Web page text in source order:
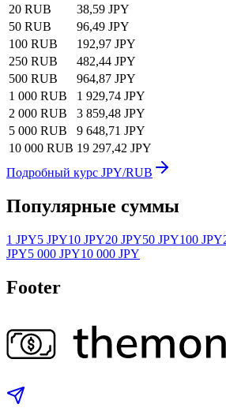
20 RUB
38,59 JPY
50 RUB
96,49 JPY
100 RUB
192,97 JPY
250 RUB
482,44 JPY
500 RUB
964,87 JPY
1 000 RUB
1 929,74 JPY
2 000 RUB
3 859,48 JPY
5 000 RUB
9 648,71 JPY
10 000 RUB 19 297,42 JPY
Подробный курс JPY/RUB
Популярные суммы
1 JPY5 JPY10 JPY20 JPY50 JPY100 JPY
JPY5 000 JPY10 000 JPY
Footer